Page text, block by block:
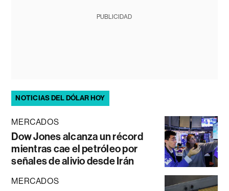
PUBLICIDAD
NOTICIAS DEL DÓLAR HOY
MERCADOS
Dow Jones alcanza un récord
mientras cae el petróleo por
señales de alivio desde Irán
MERCADOS